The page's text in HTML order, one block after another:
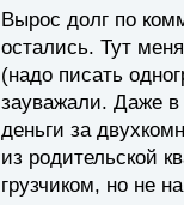
Вырос долг по
остались. Тут
(надо писать
зауважали. Даже в
деньги за
из родительской
грузчиком, но не